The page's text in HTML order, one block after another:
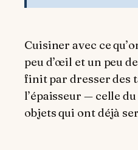
Cuisiner avec ce
peu d’œil et un peu
finit par dresser des
l’épaisseur — celle
objets qui ont déjà